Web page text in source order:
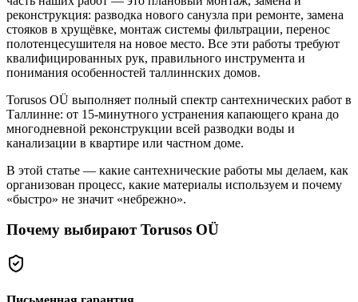
реконструкция: разводка нового санузла при ремонте, замена
стояков в хрущёвке, монтаж системы фильтрации, перенос
полотенцесушителя на новое место. Все эти работы требуют
квалифицированных рук, правильного инструмента и
понимания особенностей таллиннских домов.
Torusos OÜ выполняет полный спектр сантехнических работ в
Таллинне: от 15-минутного устранения капающего крана до
многодневной реконструкции всей разводки воды и
канализации в квартире или частном доме.
В этой статье — какие сантехнические работы мы делаем, как
организован процесс, какие материалы используем и почему
«быстро» не значит «небрежно».
Почему выбирают Torusos OÜ